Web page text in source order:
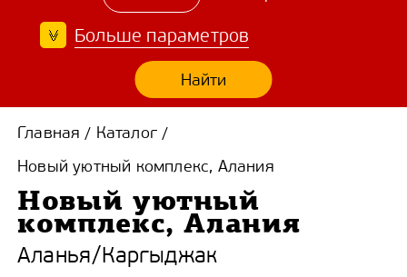
Найти
Больше параметров
Главная / Каталог /
Новый уютный комплекс, Алания
Новый уютный
комплекс, Алания
Аланья/Каргыджак